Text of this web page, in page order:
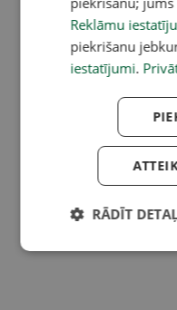
Reklāmu
piekrišanu
iestatījumi.
RĀDĪT